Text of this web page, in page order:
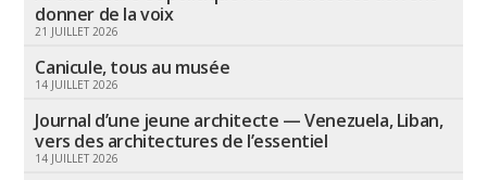
donner de la voix
21 JUILLET 2026
Canicule, tous au musée
14 JUILLET 2026
Journal d’une jeune architecte — Venezuela, Liban,
vers des architectures de l’essentiel
14 JUILLET 2026